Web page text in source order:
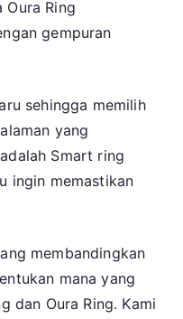
Oura Ring
gempuran
sehingga memilih
yang
Smart ring
ingin memastikan
membandingkan
mana yang
dan Oura Ring. Kami